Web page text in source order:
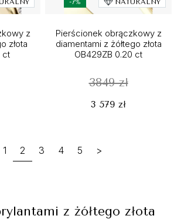
z
złota
ct
-7% NATURALNY
Pierścionek obrączkowy z
diamentami z żółtego złota
OB429ZB 0.20 ct
3849 zł
3 579 zł
1 2 3 4 5 >
z żółtego złota